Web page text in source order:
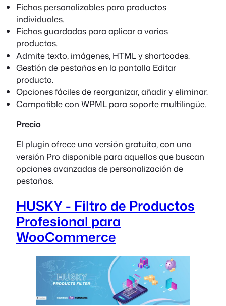
Fichas personalizables para productos
individuales.
Fichas guardadas para aplicar a varios
productos.
Admite texto, imágenes, HTML y shortcodes.
Gestión de pestañas en la pantalla Editar
producto.
Opciones fáciles de reorganizar, añadir y eliminar.
Compatible con WPML para soporte multilingüe.
Precio
El plugin ofrece una versión gratuita, con una
versión Pro disponible para aquellos que buscan
opciones avanzadas de personalización de
pestañas.
HUSKY - Filtro de Productos
Profesional para
WooCommerce